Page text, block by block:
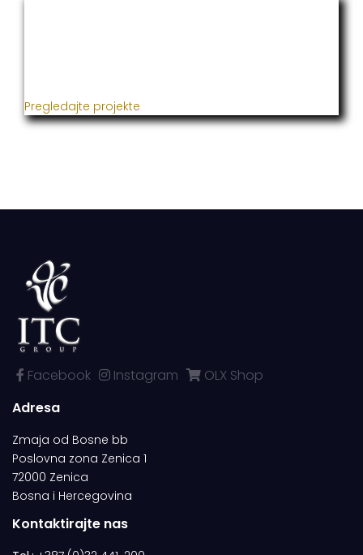
Pregledajte projekte
Facebook Instagram
OLX Shop
Adresa
Zmaja od Bosne bb
Poslovna zona Zenica 1
72000 Zenica
Bosna i Hercegovina
Kontaktirajte nas